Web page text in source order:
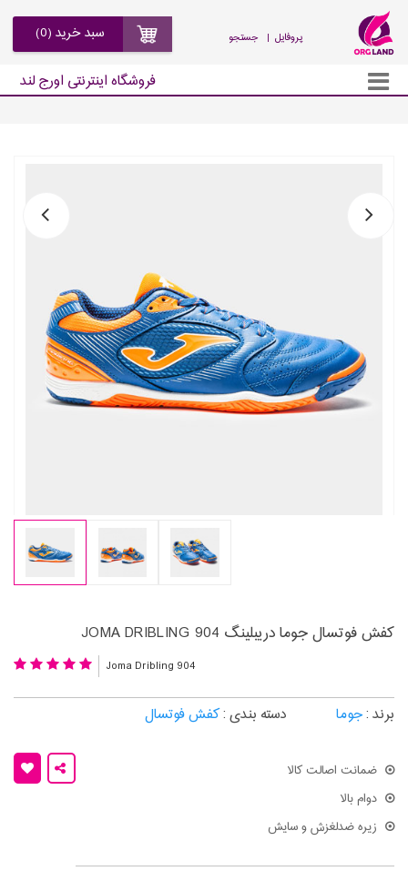
جستجو | پروفایل
فروشگاه اینترنتی اورج لند
سبد خرید (0)
کفش فوتسال جوما دریبلینگ JOMA DRIBLING 904
Joma Dribling 904
برند :جوما دسته بندی :کفش فوتسال
ضمانت اصالت کالا
دوام بالا
زیره ضدلغزش و سایش